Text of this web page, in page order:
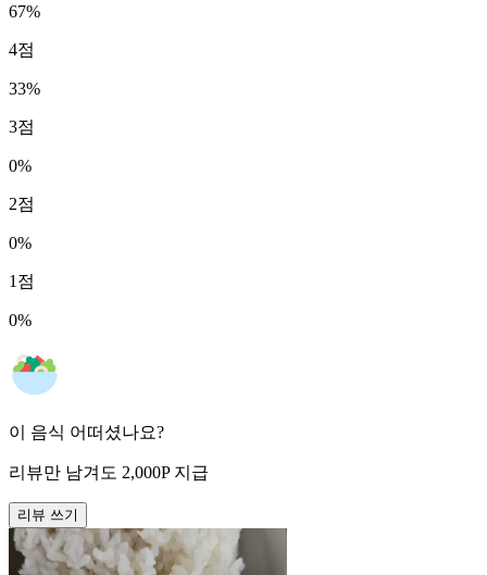
67%
4점
33%
3점
0%
2점
0%
1 점
0%
이 음식 어떠셨나요?
리뷰만 남겨도 2,000P 지급
리뷰 쓰기